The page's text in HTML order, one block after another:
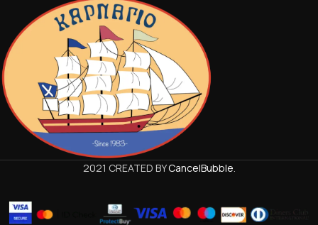
2021 CREATED BYCancelBubble.